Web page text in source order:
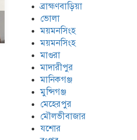
ব্রাহ্মণবাড়িয়া
ভোলা
ময়মনসিংহ
ময়মনসিংহ
মাগুরা
মাদারীপুর
মানিকগঞ্জ
মুন্সিগঞ্জ
মেহেরপুর
মৌলভীবাজার
যশোর